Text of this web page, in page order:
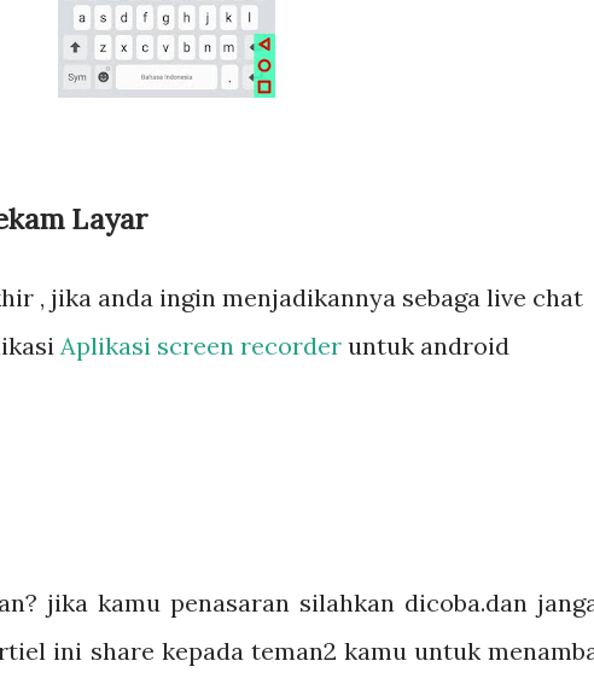
Layar
, jika anda ingin menjadikannya sebaga live chat
Aplikasi screen recorder untuk android
jika kamu penasaran silahkan dicoba.dan
ini share kepada teman2 kamu untuk